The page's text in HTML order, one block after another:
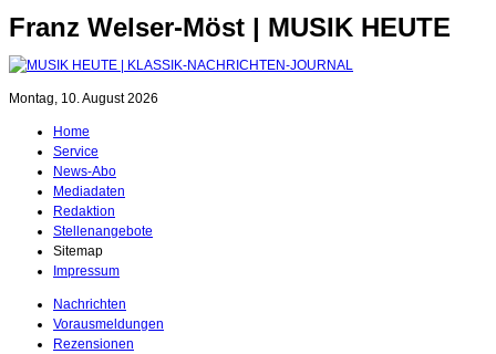
Franz Welser-Möst | MUSIK HEUTE
Montag, 10. August 2026
Home
Service
News-Abo
Mediadaten
Redaktion
Stellenangebote
Sitemap
Impressum
Nachrichten
Vorausmeldungen
Rezensionen